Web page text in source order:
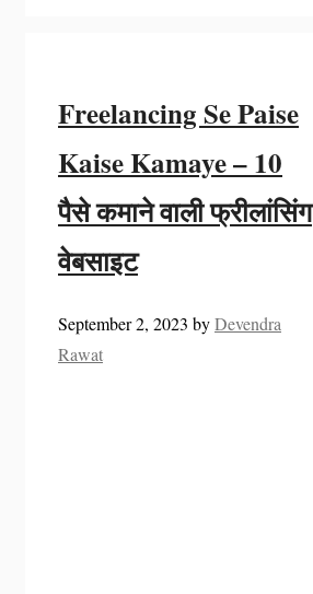
Freelancing Se Paise
Kaise Kamaye – 10
पैसे कमाने वाली फ्रीलांसिंग
वेबसाइट
September 2, 2023 byDevendra
Rawat